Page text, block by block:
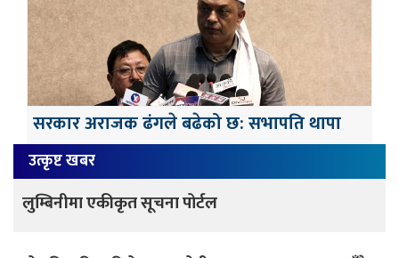
सरकार अराजक ढंगले बढेको छ: सभापति थापा
उत्कृष्ट खबर
लुम्बिनीमा एकीकृत सूचना पोर्टल